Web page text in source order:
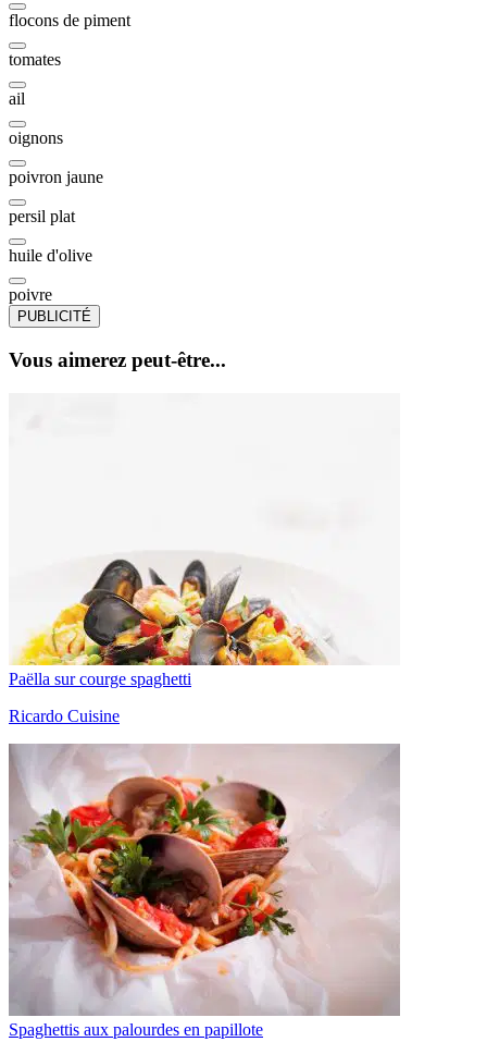
flocons de piment
tomates
ail
oignons
poivron jaune
persil plat
huile d'olive
poivre
PUBLICITÉ
Vous aimerez peut-être...
Paëlla sur courge spaghetti
Ricardo Cuisine
Spaghettis aux palourdes en papillote